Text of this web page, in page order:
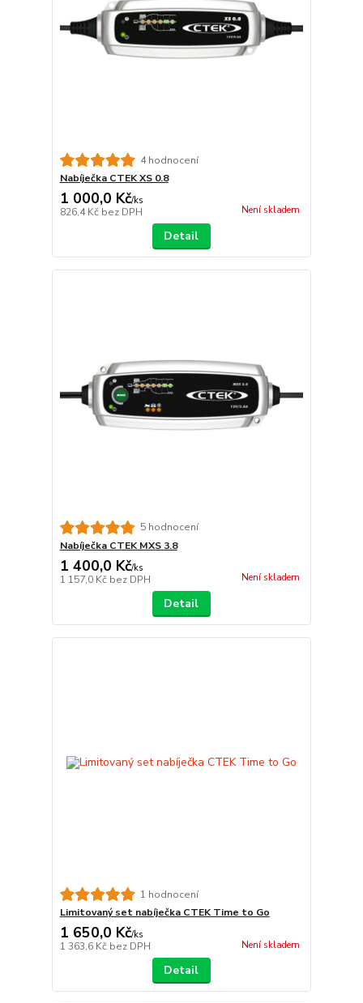
4 hodnocení
Nabíječka CTEK XS 0.8
1 000,0 Kč/ks
826,4 Kč bez DPH Není skladem
Detail
5 hodnocení
Nabíječka CTEK MXS 3.8
1 400,0 Kč/ks
1 157,0 Kč bez DPH Není skladem
Detail
1 hodnocení
Limitovaný set nabíječka CTEK Time to Go
1 650,0 Kč/ks
1 363,6 Kč bez DPH Není skladem
Detail